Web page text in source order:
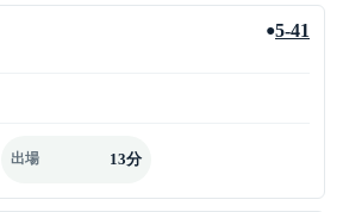
●5-41
出場 13分